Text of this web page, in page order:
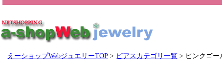
えーショップWebジュエリーTOP > ピアスカテゴリ一覧 > ピンクゴー